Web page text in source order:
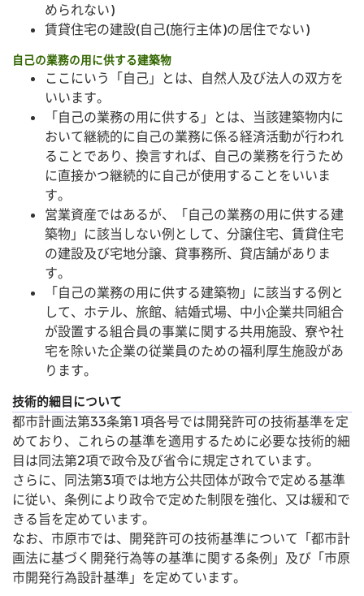
められない)
賃貸住宅の建設(自己(施行主体)の居住でない)
自己の業務の用に供する建築物
ここにいう「自己」とは、自然人及び法人の双方を
いいます。
「自己の業務の用に供する」とは、当該建築物内に
おいて継続的に自己の業務に係る経済活動が行われ
ることであり、換言すれば、自己の業務を行うため
に直接かつ継続的に自己が使用することをいいま
す。
営業資産ではあるが、「自己の業務の用に供する建
築物」に該当しない例として、分譲住宅、賃貸住宅
の建設及び宅地分譲、貸事務所、貸店舗がありま
す。
「自己の業務の用に供する建築物」に該当する例と
して、ホテル、旅館、結婚式場、中小企業共同組合
が設置する組合員の事業に関する共用施設、寮や社
宅を除いた企業の従業員のための福利厚生施設があ
ります。
技術的細目について
都市計画法第33条第1項各号では開発許可の技術基準を定
めており、これらの基準を適用するために必要な技術的細
目は同法第2項で政令及び省令に規定されています。
さらに、同法第3項では地方公共団体が政令で定める基準
に従い、条例により政令で定めた制限を強化、又は緩和で
きる旨を定めています。
なお、市原市では、開発許可の技術基準について「都市計
画法に基づく開発行為等の基準に関する条例」及び「市原
市開発行為設計基準」を定めています。